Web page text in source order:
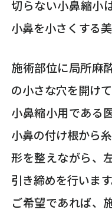
切らない小鼻縮小
小鼻を小さくする美
施術部位に局所麻
の小さな穴を開けて
小鼻縮小用である
小鼻の付け根から
形を整えながら、
引き締めを行います
ご希望であれば、